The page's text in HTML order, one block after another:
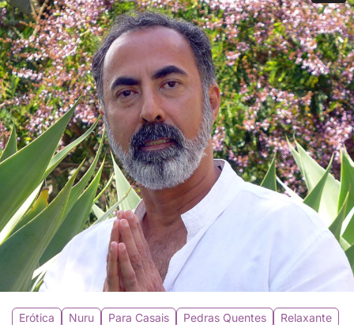
Erótica Nuru Para Casais Pedras Quentes
Relaxante